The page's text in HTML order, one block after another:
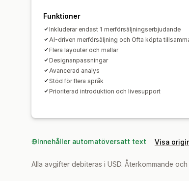
Funktioner
Inkluderar endast 1 merförsäljningserbjudande
AI-driven merförsäljning och Ofta köpta
Flera layouter och mallar
Designanpassningar
Avancerad analys
Stöd för flera språk
Prioriterad introduktion och livesupport
Innehåller automatöversatt text Visa
Alla avgifter debiteras i USD. Återkommande